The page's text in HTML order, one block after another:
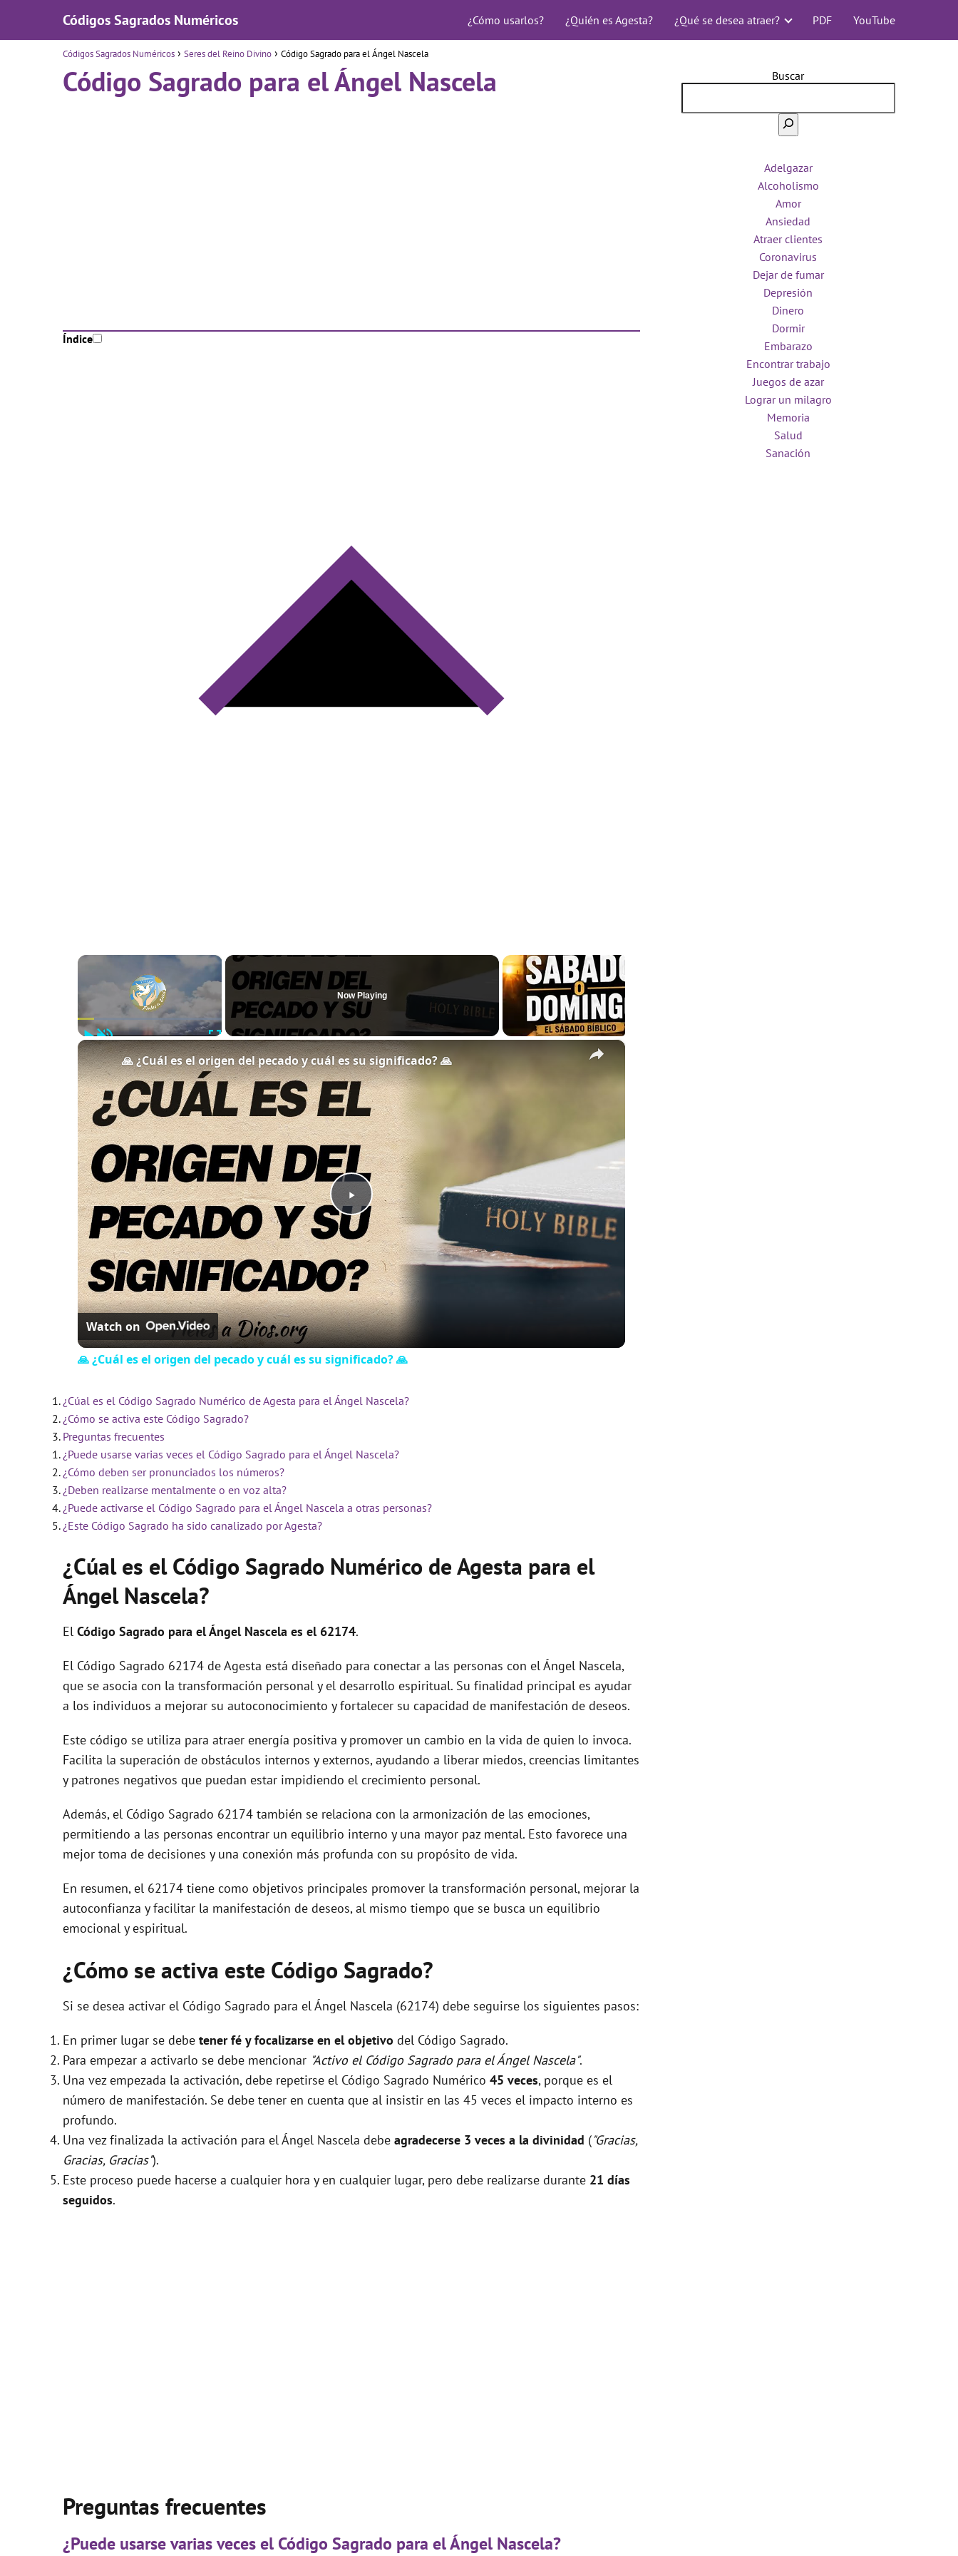
Códigos Sagrados Numéricos ¿Cómo usarlos? ¿Quién es Agesta? ¿Qué se desea atraer? PDF YouTube
Códigos Sagrados Numéricos Seres del Reino Divino Código Sagrado para el Ángel Nascela
Código Sagrado para el Ángel Nascela
Índice
×
PlayUnmute Fullscreen
Now Playing
×
P
l
a
y
e
o
🙏 ¿Cuál es el origen del pecado y cuál es su significado? 🙏
Watch on
🙏 ¿Cuál es el origen del pecado y cuál es su significado? 🙏
¿Cúal es el Código Sagrado Numérico de Agesta para el Ángel Nascela?
¿Cómo se activa este Código Sagrado?
Preguntas frecuentes
¿Puede usarse varias veces el Código Sagrado para el Ángel Nascela?
¿Cómo deben ser pronunciados los números?
¿Deben realizarse mentalmente o en voz alta?
¿Puede activarse el Código Sagrado para el Ángel Nascela a otras personas?
¿Este Código Sagrado ha sido canalizado por Agesta?
¿Cúal es el Código Sagrado Numérico de Agesta para el
Ángel Nascela?
El Código Sagrado para el Ángel Nascela es el 62174.
El Código Sagrado 62174 de Agesta está diseñado para conectar a las personas con el Ángel Nascela,
que se asocia con la transformación personal y el desarrollo espiritual. Su finalidad principal es ayudar
a los individuos a mejorar su autoconocimiento y fortalecer su capacidad de manifestación de deseos.
Este código se utiliza para atraer energía positiva y promover un cambio en la vida de quien lo invoca.
Facilita la superación de obstáculos internos y externos, ayudando a liberar miedos, creencias limitantes
y patrones negativos que puedan estar impidiendo el crecimiento personal.
Además, el Código Sagrado 62174 también se relaciona con la armonización de las emociones,
permitiendo a las personas encontrar un equilibrio interno y una mayor paz mental. Esto favorece una
mejor toma de decisiones y una conexión más profunda con su propósito de vida.
En resumen, el 62174 tiene como objetivos principales promover la transformación personal, mejorar la
autoconfianza y facilitar la manifestación de deseos, al mismo tiempo que se busca un equilibrio
emocional y espiritual.
¿Cómo se activa este Código Sagrado?
Si se desea activar el Código Sagrado para el Ángel Nascela (62174) debe seguirse los siguientes pasos:
En primer lugar se debe tener fé y focalizarse en el objetivo del Código Sagrado.
Para empezar a activarlo se debe mencionar "Activo el Código Sagrado para el Ángel Nascela".
Una vez empezada la activación, debe repetirse el Código Sagrado Numérico 45 veces, porque es el
número de manifestación. Se debe tener en cuenta que al insistir en las 45 veces el impacto interno es
profundo.
Una vez finalizada la activación para el Ángel Nascela debe agradecerse 3 veces a la divinidad ("Gracias,
Gracias, Gracias").
Este proceso puede hacerse a cualquier hora y en cualquier lugar, pero debe realizarse durante 21 días
seguidos.
Preguntas frecuentes
¿Puede usarse varias veces el Código Sagrado para el Ángel Nascela?
Buscar
Adelgazar
Alcoholismo
Amor
Ansiedad
Atraer clientes
Coronavirus
Dejar de fumar
Depresión
Dinero
Dormir
Embarazo
Encontrar trabajo
Juegos de azar
Lograr un milagro
Memoria
Salud
Sanación